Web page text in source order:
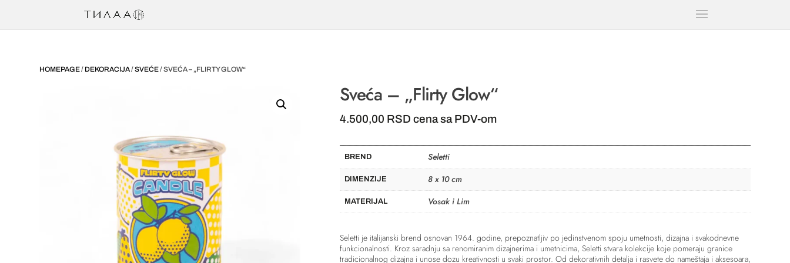
HOMEPAGE/ DEKORACIJA/SVEĆE/ SVEĆA – „FLIRTY GLOW“
Sveća – „Flirty Glow“
4.500,00 RSD cena sa PDV-om
BREND Seletti
DIMENZIJE 8 x 10 cm
MATERIJAL Vosak i Lim
Seletti je italijanski brend osnovan 1964. godine, prepoznatljiv po jedinstvenom spoju umetnosti, dizajna i svakodnevne
funkcionalnosti. Kroz saradnju sa renomiranim dizajnerima i umetnicima, Seletti stvara kolekcije koje pomeraju granice
tradicionalnog dizajna i unose dozu kreativnosti u svaki prostor. Od dekorativnih detalja i rasvete do nameštaja i aksesoara,